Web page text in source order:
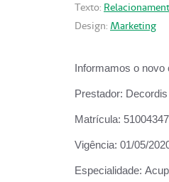
Texto:
Design: Marketing
Informamos o
Prestador:
Matrícula:
Vigência: 01/05/
Especialidade: